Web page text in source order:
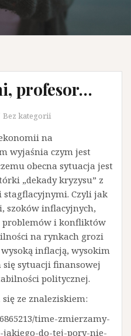
profesor…
Bez kategorii
na
wyjaśnia czym jest
obecna sytuacja jest
„dekady kryzysu” z
Czyli jak
szoków inflacyjnych,
problemów i konfliktów
na rynkach grozi
inflacją, wysokim
się sytuacji finansowej
politycznej.
ze znaleziskiem:
time-zmierzamy-
jakiego-do-tej-pory-nie-